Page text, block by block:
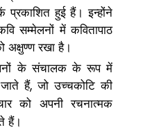
हुई हैं। इन्होंने
सम्‍मेलनों में कवितापाठ
अक्षुण्‍ण रखा है।
के संचालक के रूप में
हैं,जो उच्‍चकोटि की
को अपनी रचनात्‍मक
हैं।